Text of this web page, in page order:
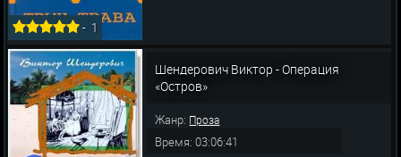
- 1
Шендерович Виктор - Операция
«Остров»
Жанр: Проза
Время: 03:06:41